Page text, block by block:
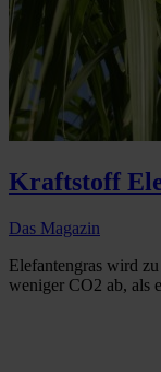
Kraftstoff
Das Magazin
Elefantengras wird
weniger CO2 ab, als